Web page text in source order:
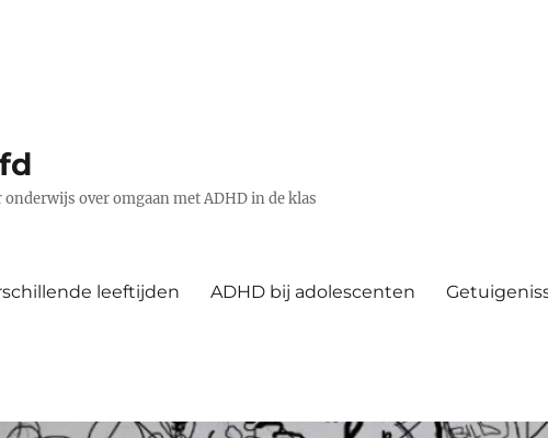
over omgaan met ADHD in de klas
leeftijden ADHD bij adolescenten